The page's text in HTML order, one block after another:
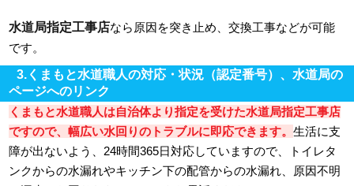
水道局指定工事店なら原因を突き止め、交換工事などが可能
です。
3.くまもと水道職人の対応・状況（認定番号）、水道局の
ページへのリンク
くまもと水道職人は自治体より指定を受けた水道局指定工事店
ですので、幅広い水回りのトラブルに即応できます。生活に支
障が出ないよう、24時間365日対応していますので、トイレタ
ンクからの水漏れやキッチン下の配管からの水漏れ、原因不明